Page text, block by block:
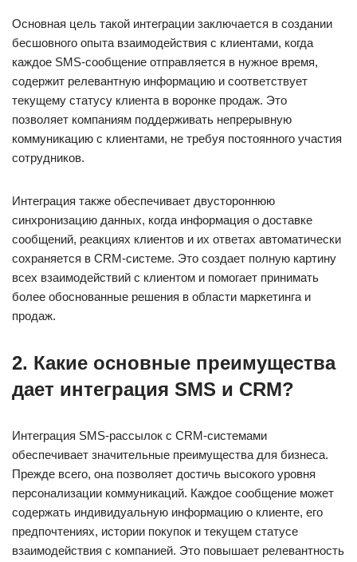
Основная цель такой интеграции заключается в создании
бесшовного опыта взаимодействия с клиентами, когда
каждое SMS-сообщение отправляется в нужное время,
содержит релевантную информацию и соответствует
текущему статусу клиента в воронке продаж. Это
позволяет компаниям поддерживать непрерывную
коммуникацию с клиентами, не требуя постоянного участия
сотрудников.
Интеграция также обеспечивает двустороннюю
синхронизацию данных, когда информация о доставке
сообщений, реакциях клиентов и их ответах автоматически
сохраняется в CRM-системе. Это создает полную картину
всех взаимодействий с клиентом и помогает принимать
более обоснованные решения в области маркетинга и
продаж.
2. Какие основные преимущества
дает интеграция SMS и CRM?
Интеграция SMS-рассылок с CRM-системами
обеспечивает значительные преимущества для бизнеса.
Прежде всего, она позволяет достичь высокого уровня
персонализации коммуникаций. Каждое сообщение может
содержать индивидуальную информацию о клиенте, его
предпочтениях, истории покупок и текущем статусе
взаимодействия с компанией. Это повышает релевантность